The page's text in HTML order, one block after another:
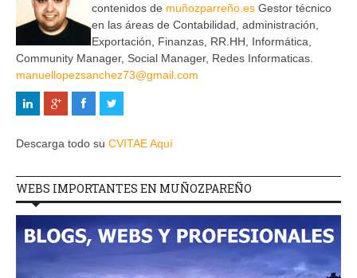
contenidos de muñozparreño.es Gestor técnico
en las áreas de Contabilidad, administración,
Exportación, Finanzas, RR.HH, Informática,
Community Manager, Social Manager, Redes Informaticas.
manuellopezsanchez73@gmail.com
Descarga todo su CVITAE Aquí
WEBS IMPORTANTES EN MUÑOZPAREÑO